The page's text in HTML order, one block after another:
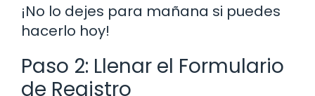
¡No lo dejes para mañana si puedes
hacerlo hoy!
Paso 2: Llenar el Formulario
de Registro